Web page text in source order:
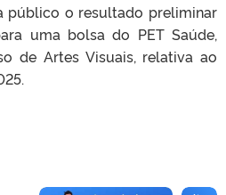
público o resultado preliminar
uma bolsa do PET Saúde,
de Artes Visuais, relativa ao